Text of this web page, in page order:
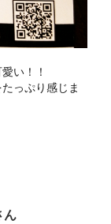
い！！
っぷり感じま
ん